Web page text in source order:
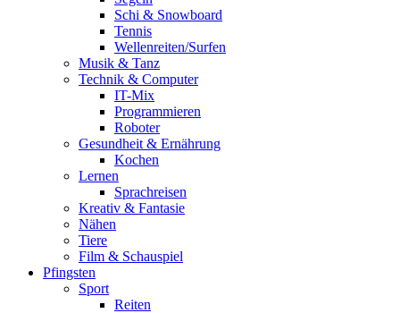
Schi & Snowboard
Tennis
Wellenreiten/Surfen
Musik & Tanz
Technik & Computer
IT-Mix
Programmieren
Roboter
Gesundheit & Ernährung
Kochen
Lernen
Sprachreisen
Kreativ & Fantasie
Nähen
Tiere
Film & Schauspiel
Pfingsten
Sport
Reiten